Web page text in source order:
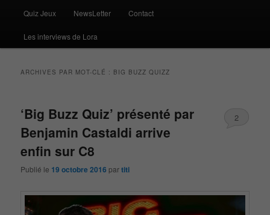
Quiz Jeux NewsLetter Contact
Les interviews de Lora
ARCHIVES PAR MOT-CLÉ : BIG BUZZ QUIZZ
‘Big Buzz Quiz’ présenté par
Benjamin Castaldi arrive
enfin sur C8
Publié le 19 octobre 2016 partiti
2